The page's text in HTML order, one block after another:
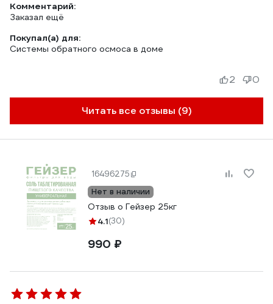
Комментарий:
Заказал ещё
Покупал(а) для:
Системы обратного осмоса в доме
Читать все отзывы (9)
2 0
16496275
Нет в наличии
Отзыв о Гейзер 25кг
4.1(30)
990 ₽